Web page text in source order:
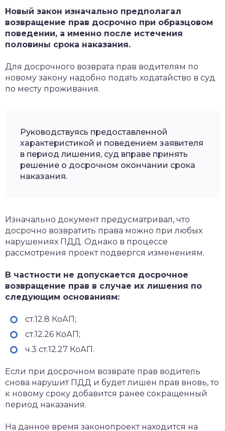
Новый закон изначально предполагал
возвращение прав досрочно при образцовом
поведении, а именно после истечения
половины срока наказания.
Для досрочного возврата прав водителям по
новому закону надобно подать ходатайство в суд
по месту проживания.
Руководствуясь предоставленной
характеристикой и поведением заявителя
в период лишения, суд вправе принять
решение о досрочном окончании срока
наказания.
Изначально документ предусматривал, что
досрочно возвратить права можно при любых
нарушениях ПДД. Однако в процессе
рассмотрения проект подвергся изменениям.
В частности не допускается досрочное
возвращение прав в случае их лишения по
следующим основаниям:
ст.12.8 КоАП;
ст.12.26 КоАП;
ч.3 ст.12.27 КоАП.
Если при досрочном возврате прав водитель
снова нарушит ПДД и будет лишен прав вновь, то
к новому сроку добавится ранее сокращенный
период наказания.
На данное время законопроект находится на